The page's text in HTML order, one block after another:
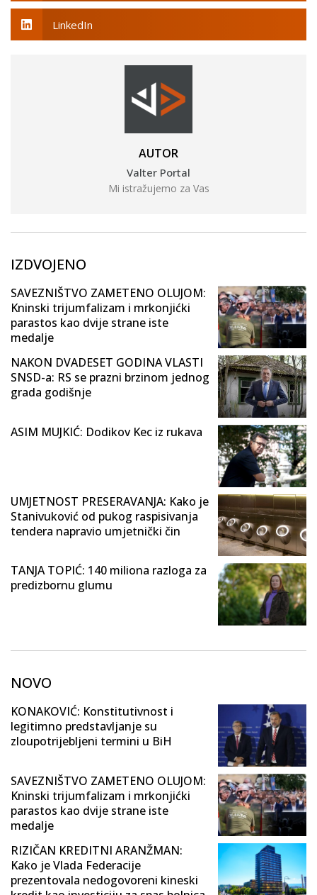
LinkedIn
AUTOR
Valter Portal
Mi istražujemo za Vas
IZDVOJENO
SAVEZNIŠTVO ZAMETENO OLUJOM:
Kninski trijumfalizam i mrkonjićki
parastos kao dvije strane iste
medalje
NAKON DVADESET GODINA VLASTI
SNSD-a: RS se prazni brzinom jednog
grada godišnje
ASIM MUJKIĆ: Dodikov Kec iz rukava
UMJETNOST PRESERAVANJA: Kako je
Stanivuković od pukog raspisivanja
tendera napravio umjetnički čin
TANJA TOPIĆ: 140 miliona razloga za
predizbornu glumu
NOVO
KONAKOVIĆ: Konstitutivnost i
legitimno predstavljanje su
zloupotrijebljeni termini u BiH
SAVEZNIŠTVO ZAMETENO OLUJOM:
Kninski trijumfalizam i mrkonjićki
parastos kao dvije strane iste
medalje
RIZIČAN KREDITNI ARANŽMAN:
Kako je Vlada Federacije
prezentovala nedogovoreni kineski